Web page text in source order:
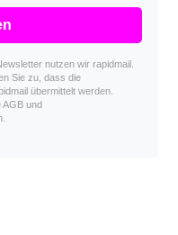
nutzen wir rapidmail.
Sie zu, dass die
übermittelt werden.
AGB und